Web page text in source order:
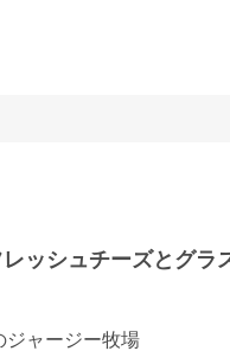
ッシュチーズとグラ
ジャージー牧場